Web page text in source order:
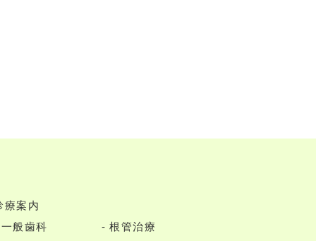
療案内
一般歯科
根管治療